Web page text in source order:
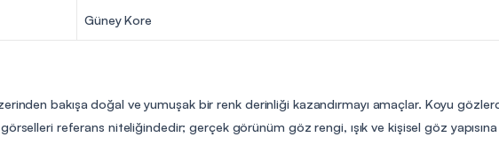
Güney Kore
bakışa doğal ve yumuşak bir renk derinliği kazandırmayı amaçlar. Koyu
referans niteliğindedir; gerçek görünüm göz rengi, ışık ve kişisel göz